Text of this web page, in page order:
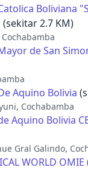
Boliviana
(sekitar 2.7 KM)
de San
Aquino Bolivia
Cochabamba
Aquino Bolivia
Gral Galindo,
WORLD OMIE